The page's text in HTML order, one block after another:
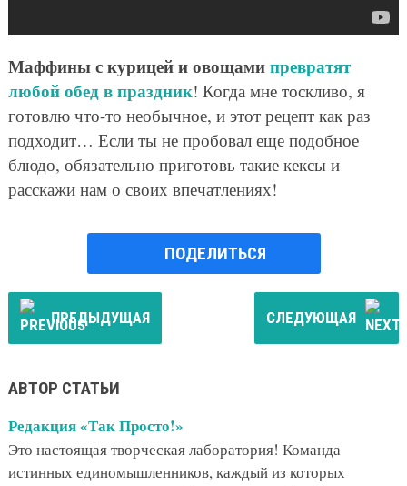
Маффины с курицей и овощамипревратят
любой обед в праздник! Когда мне тоскливо, я
готовлю что-то необычное, и этот рецепт как раз
подходит… Если ты не пробовал еще подобное
блюдо, обязательно приготовь такие кексы и
расскажи нам о своих впечатлениях!
ПОДЕЛИТЬСЯ
ПРЕДЫДУЩАЯ СЛЕДУЮЩАЯ
АВТОР СТАТЬИ
Редакция «Так Просто!»
Это настоящая творческая лаборатория! Команда
истинных единомышленников, каждый из которых